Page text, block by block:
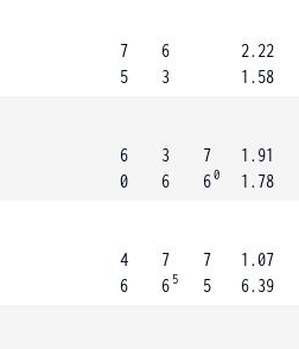
7
5
6
3
2.22
1.58
6
0
3
6
7
60
1.91
1.78
4
6
7
6 5
7
5
1.07
6.39